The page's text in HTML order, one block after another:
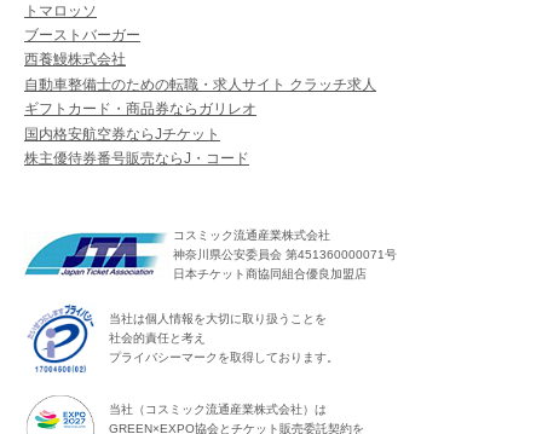
トマロッソ
ブーストバーガー
西養鰻株式会社
自動車整備士のための転職・求人サイト クラッチ求人
ギフトカード・商品券ならガリレオ
国内格安航空券ならJチケット
株主優待券番号販売ならJ・コード
コスミック流通産業株式会社
神奈川県公安委員会 第451360000071号
日本チケット商協同組合優良加盟店
当社は個人情報を大切に取り扱うことを
社会的責任と考え
プライバシーマークを取得しております。
当社（コスミック流通産業株式会社）は
GREEN×EXPO協会とチケット販売委託契約を